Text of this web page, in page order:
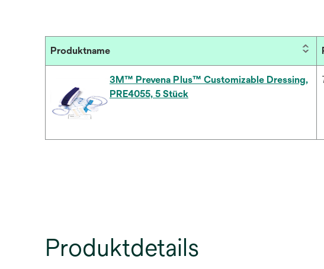
Produktname
3M™ Prevena Plus™ Customizable Dressing,
PRE4055, 5 Stück
Produktdetails